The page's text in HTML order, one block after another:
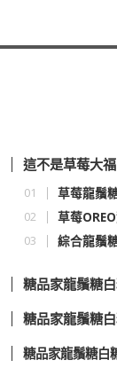
這不是草莓大
草莓龍鬚
草莓
綜合龍鬚
糖品家龍鬚糖
糖品家龍鬚糖
糖品家龍鬚糖白